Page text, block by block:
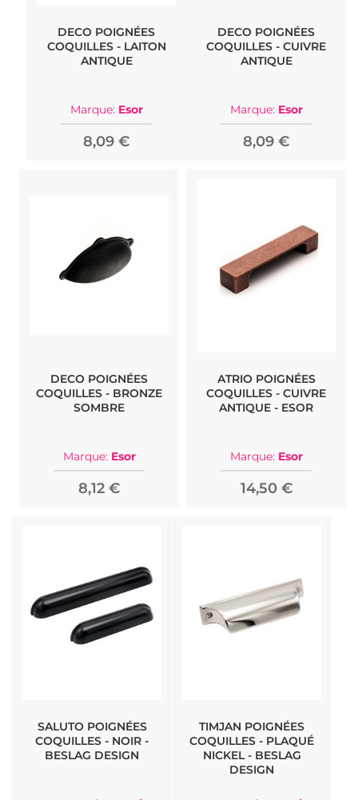
DECO POIGNÉES
COQUILLES - LAITON
ANTIQUE
Marque: Esor
8,09 €
DECO POIGNÉES
COQUILLES - CUIVRE
ANTIQUE
Marque: Esor
8,09 €
DECO POIGNÉES
COQUILLES - BRONZE
SOMBRE
Marque: Esor
8,12 €
ATRIO POIGNÉES
COQUILLES - CUIVRE
ANTIQUE - ESOR
Marque: Esor
14,50 €
SALUTO POIGNÉES
COQUILLES - NOIR -
BESLAG DESIGN
TIMJAN POIGNÉES
COQUILLES - PLAQUÉ
NICKEL - BESLAG
DESIGN